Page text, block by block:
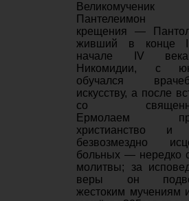
Великомученик
Пантелеимон
крещения —
живший в конце
начале IV
Никомидии, с
обучался
искусству, а после
со
Ермолаем
христианство и
безвозмездно
больных — нередко
молитвы; за
веры он
жестоким мучениям